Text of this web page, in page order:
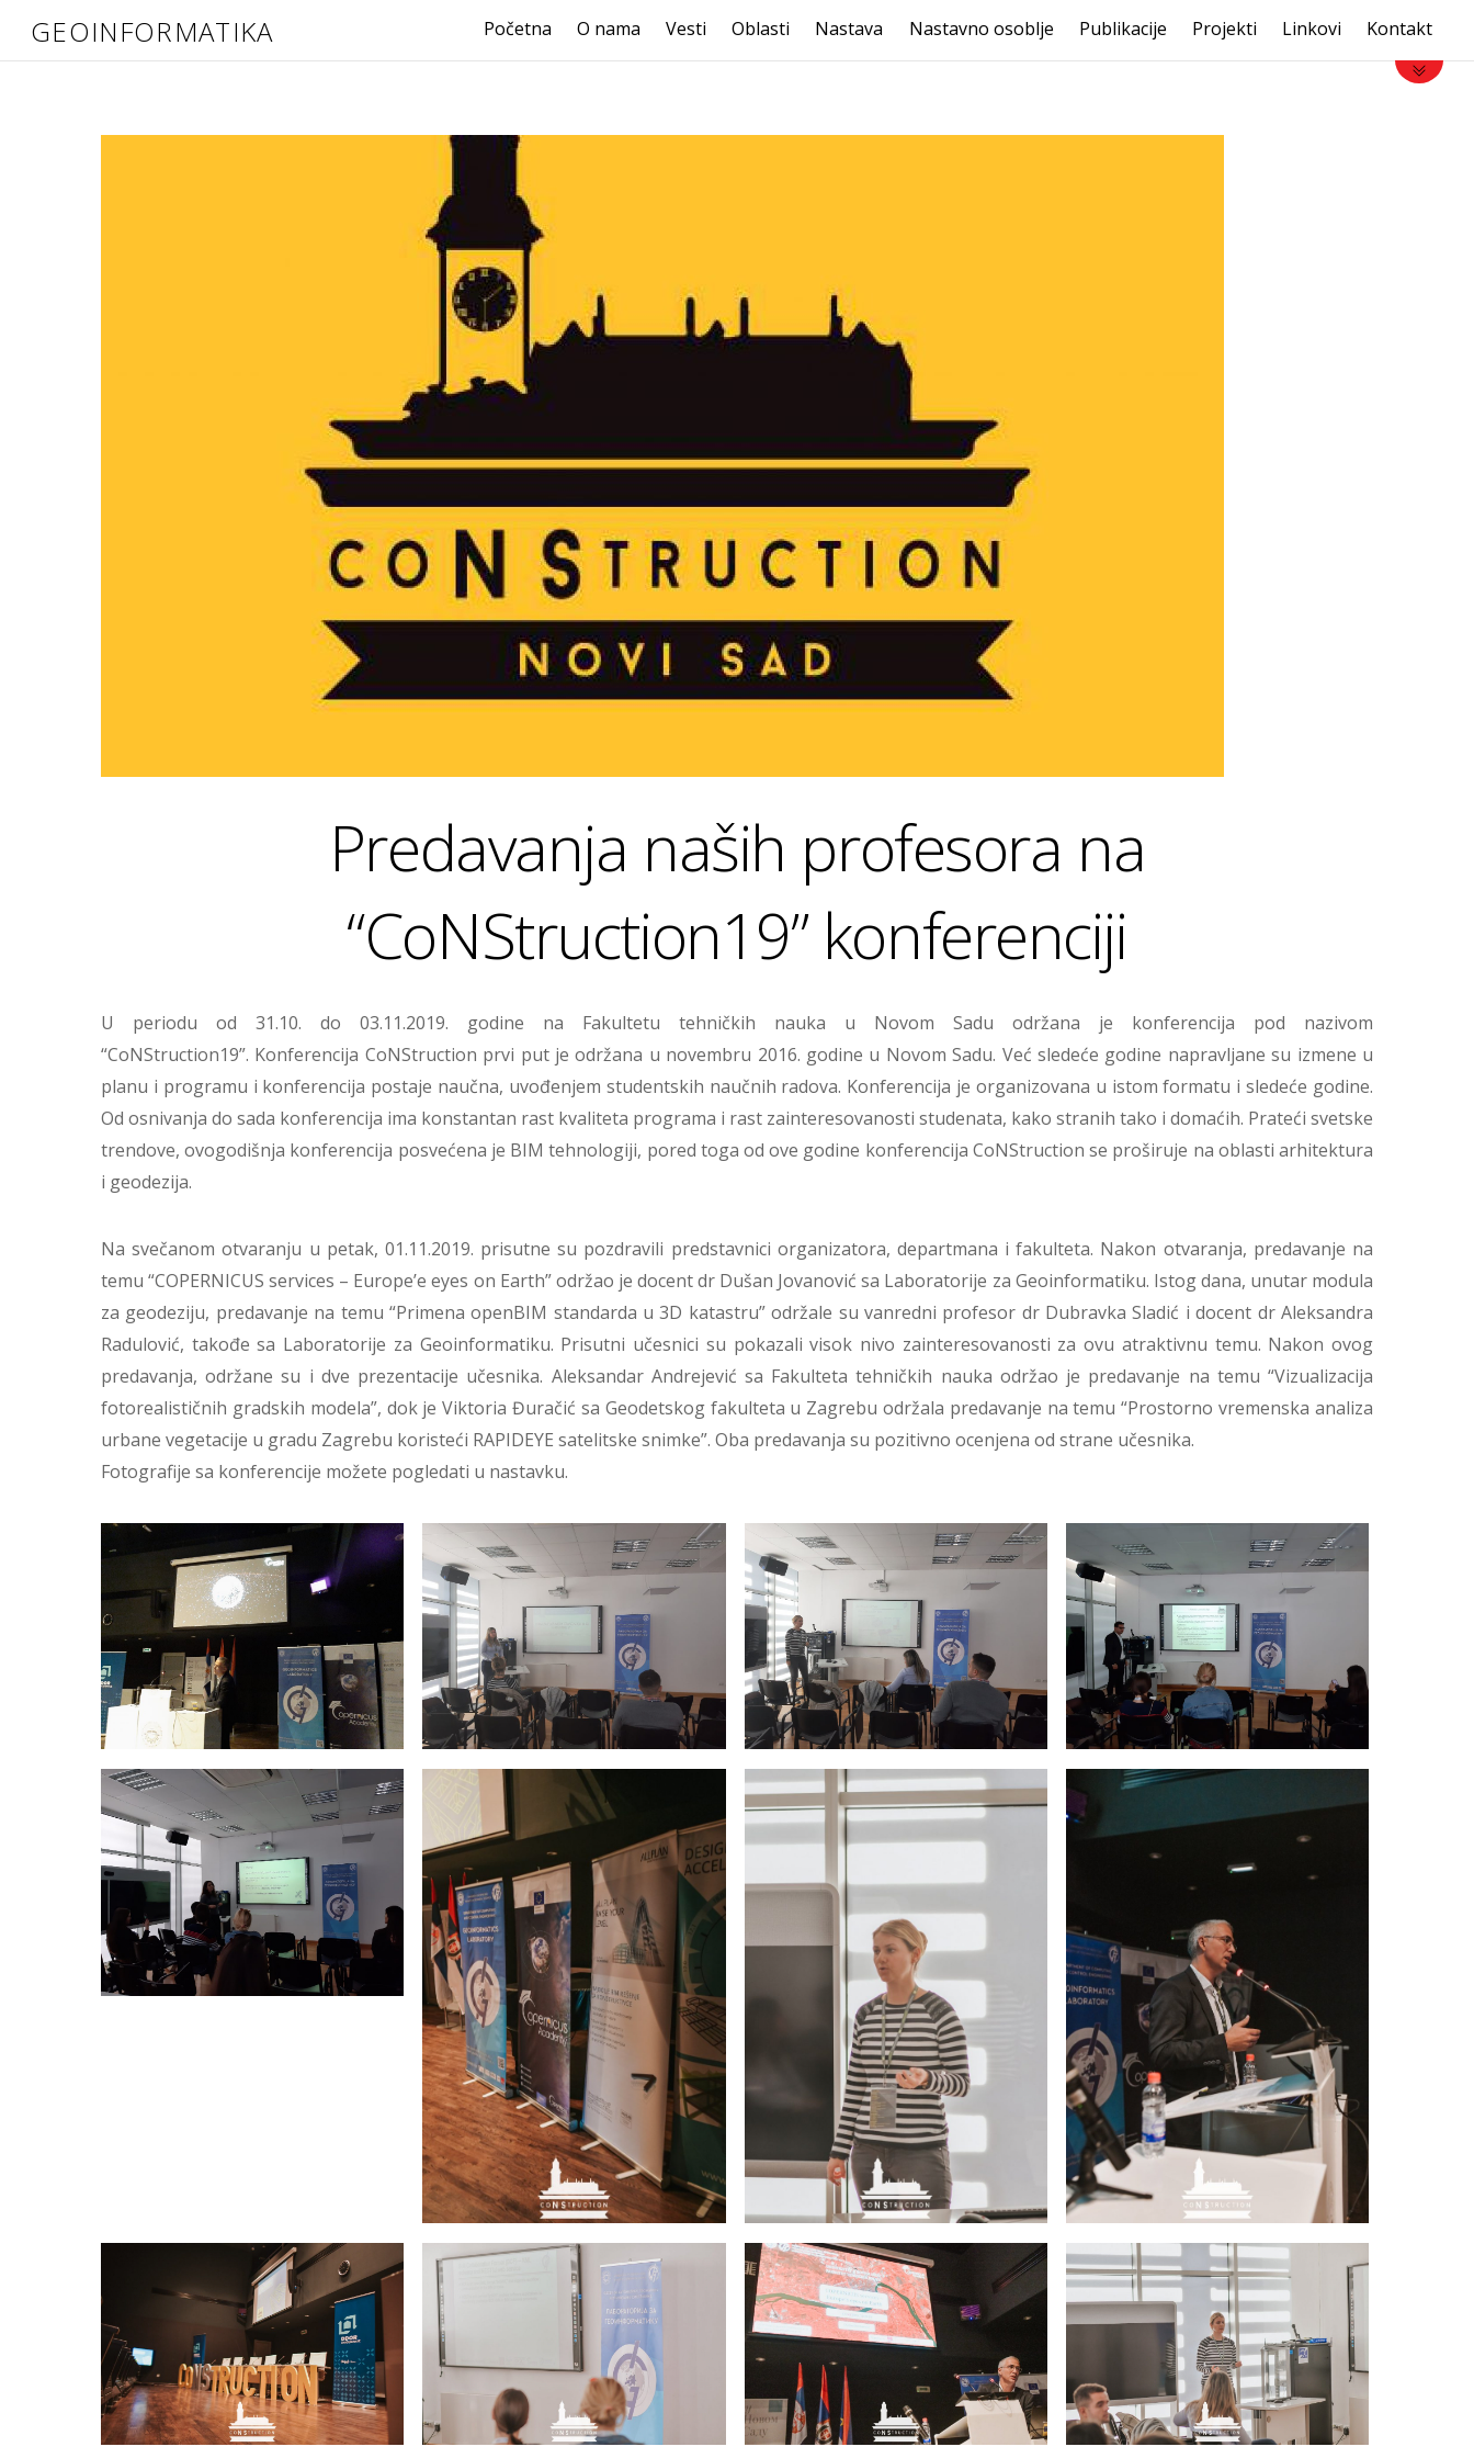
GEOINFORMATIKA Početna O nama Vesti Oblasti Nastava Nastavno osoblje Publikacije Projekti Linkovi Kontakt
Predavanja naših profesora na
“CoNStruction19” konferenciji
U periodu od 31.10. do 03.11.2019. godine na Fakultetu tehničkih nauka u Novom Sadu održana je konferencija pod nazivom
“CoNStruction19”. Konferencija CoNStruction prvi put je održana u novembru 2016. godine u Novom Sadu. Već sledeće godine napravljane su izmene u
planu i programu i konferencija postaje naučna, uvođenjem studentskih naučnih radova. Konferencija je organizovana u istom formatu i sledeće godine.
Od osnivanja do sada konferencija ima konstantan rast kvaliteta programa i rast zainteresovanosti studenata, kako stranih tako i domaćih. Prateći svetske
trendove, ovogodišnja konferencija posvećena je BIM tehnologiji, pored toga od ove godine konferencija CoNStruction se proširuje na oblasti arhitektura
i geodezija.
Na svečanom otvaranju u petak, 01.11.2019. prisutne su pozdravili predstavnici organizatora, departmana i fakulteta. Nakon otvaranja, predavanje na
temu “COPERNICUS services – Europe’e eyes on Earth” održao je docent dr Dušan Jovanović sa Laboratorije za Geoinformatiku. Istog dana, unutar modula
za geodeziju, predavanje na temu “Primena openBIM standarda u 3D katastru” održale su vanredni profesor dr Dubravka Sladić i docent dr Aleksandra
Radulović, takođe sa Laboratorije za Geoinformatiku. Prisutni učesnici su pokazali visok nivo zainteresovanosti za ovu atraktivnu temu. Nakon ovog
predavanja, održane su i dve prezentacije učesnika. Aleksandar Andrejević sa Fakulteta tehničkih nauka održao je predavanje na temu “Vizualizacija
fotorealističnih gradskih modela”, dok je Viktoria Đuračić sa Geodetskog fakulteta u Zagrebu održala predavanje na temu “Prostorno vremenska analiza
urbane vegetacije u gradu Zagrebu koristeći RAPIDEYE satelitske snimke”. Oba predavanja su pozitivno ocenjena od strane učesnika.
Fotografije sa konferencije možete pogledati u nastavku.